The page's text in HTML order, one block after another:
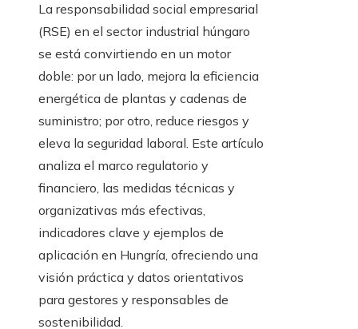
La responsabilidad social empresarial
(RSE) en el sector industrial húngaro
se está convirtiendo en un motor
doble: por un lado, mejora la eficiencia
energética de plantas y cadenas de
suministro; por otro, reduce riesgos y
eleva la seguridad laboral. Este artículo
analiza el marco regulatorio y
financiero, las medidas técnicas y
organizativas más efectivas,
indicadores clave y ejemplos de
aplicación en Hungría, ofreciendo una
visión práctica y datos orientativos
para gestores y responsables de
sostenibilidad.